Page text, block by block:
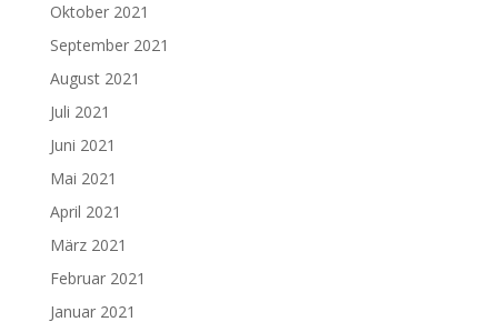
Oktober 2021
September 2021
August 2021
Juli 2021
Juni 2021
Mai 2021
April 2021
März 2021
Februar 2021
Januar 2021